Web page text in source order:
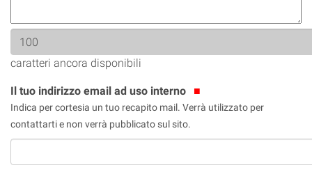
caratteri ancora disponibili
Il tuo indirizzo email ad uso interno
Indica per cortesia un tuo recapito mail. Verrà utilizzato per
contattarti e non verrà pubblicato sul sito.